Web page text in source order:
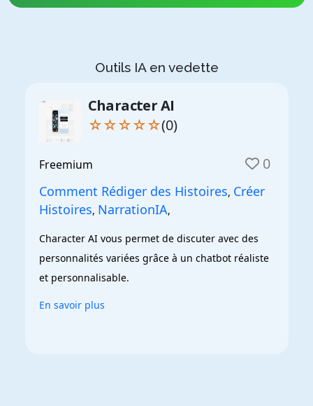
Outils IA en vedette
Character AI
☆☆☆☆☆(0)
Freemium 0
Comment Rédiger des Histoires, Créer
Histoires, NarrationIA,
Character AI vous permet de discuter avec des
personnalités variées grâce à un chatbot réaliste
et personnalisable.
En savoir plus